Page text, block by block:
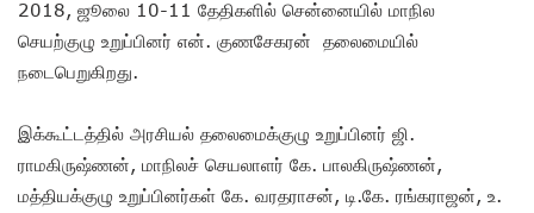
2018, ஜூலை 10-11 தேதிகளில் சென்னையில் மாநில
செயற்குழு உறுப்பினர் என். குணசேகரன் தலைமையில்
நடைபெறுகிறது.
இக்கூட்டத்தில் அரசியல் தலைமைக்குழு உறுப்பினர் ஜி.
ராமகிருஷ்ணன், மாநிலச் செயலாளர் கே. பாலகிருஷ்ணன்,
மத்தியக்குழு உறுப்பினர்கள் கே. வரதராசன், டி.கே. ரங்கராஜன், உ.